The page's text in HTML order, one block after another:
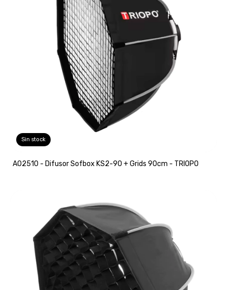
Sin stock
A02510 - Difusor Sofbox KS2-90 + Grids 90cm - TRIOPO